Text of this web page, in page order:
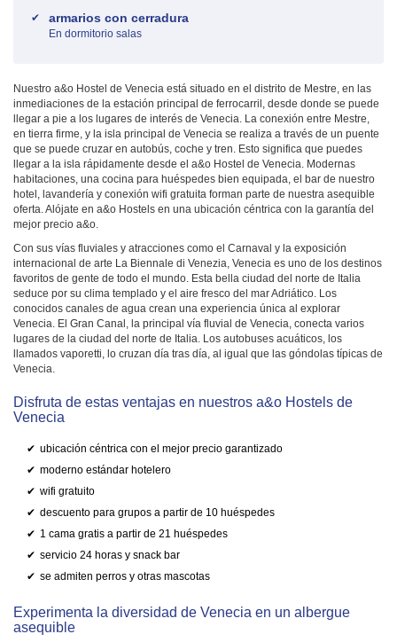
armarios con cerradura
En dormitorio salas
Nuestro a&o Hostel de Venecia está situado en el distrito de Mestre, en las
inmediaciones de la estación principal de ferrocarril, desde donde se puede
llegar a pie a los lugares de interés de Venecia. La conexión entre Mestre,
en tierra firme, y la isla principal de Venecia se realiza a través de un puente
que se puede cruzar en autobús, coche y tren. Esto significa que puedes
llegar a la isla rápidamente desde el a&o Hostel de Venecia. Modernas
habitaciones, una cocina para huéspedes bien equipada, el bar de nuestro
hotel, lavandería y conexión wifi gratuita forman parte de nuestra asequible
oferta. Alójate en a&o Hostels en una ubicación céntrica con la garantía del
mejor precio a&o.
Con sus vías fluviales y atracciones como el Carnaval y la exposición
internacional de arte La Biennale di Venezia, Venecia es uno de los destinos
favoritos de gente de todo el mundo. Esta bella ciudad del norte de Italia
seduce por su clima templado y el aire fresco del mar Adriático. Los
conocidos canales de agua crean una experiencia única al explorar
Venecia. El Gran Canal, la principal vía fluvial de Venecia, conecta varios
lugares de la ciudad del norte de Italia. Los autobuses acuáticos, los
llamados vaporetti, lo cruzan día tras día, al igual que las góndolas típicas de
Venecia.
Disfruta de estas ventajas en nuestros a&o Hostels de
Venecia
ubicación céntrica con el mejor precio garantizado
moderno estándar hotelero
wifi gratuito
descuento para grupos a partir de 10 huéspedes
1 cama gratis a partir de 21 huéspedes
servicio 24 horas y snack bar
se admiten perros y otras mascotas
Experimenta la diversidad de Venecia en un albergue
asequible